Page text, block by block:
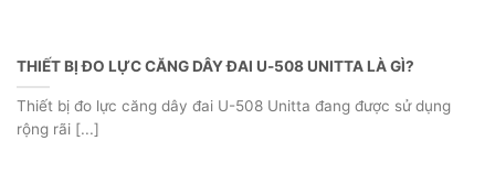
THIẾT BỊ ĐO LỰC CĂNG DÂY ĐAI U-508 UNITTA LÀ GÌ?
Thiết bị đo lực căng dây đai U-508 Unitta đang được sử dụng
rộng rãi [...]